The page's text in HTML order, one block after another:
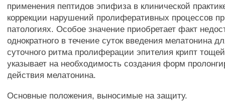
применения пептидов эпифиза в клинической
коррекции нарушений пролиферативных процессов
патологиях. Особое значение приобретает факт
однократного в течение суток введения мелатонина
суточного ритма пролиферации эпителия крипт
указывает на необходимость создания форм
действия мелатонина.
Основные положения, выносимые на защиту.